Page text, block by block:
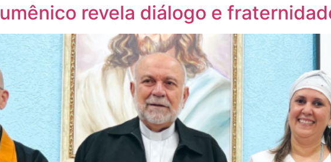
revela diálogo e